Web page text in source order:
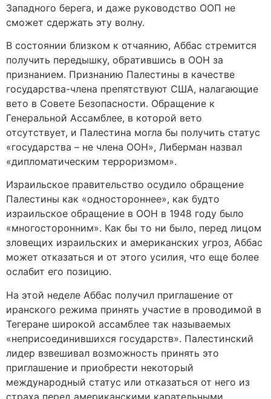
Западного берега, и даже руководство ООП не
сможет сдержать эту волну.
В состоянии близком к отчаянию, Аббас стремится
получить передышку, обратившись в ООН за
признанием. Признанию Палестины в качестве
государства-члена препятствуют США, налагающие
вето в Совете Безопасности. Обращение к
Генеральной Ассамблее, в которой вето
отсутствует, и Палестина могла бы получить статус
«государства – не члена ООН», Либерман назвал
«дипломатическим терроризмом».
Израильское правительство осудило обращение
Палестины как «одностороннее», как будто
израильское обращение в ООН в 1948 году было
«многосторонним». Как бы то ни было, перед лицом
зловещих израильских и американских угроз, Аббас
может отказаться и от этого усилия, что еще более
ослабит его позицию.
На этой неделе Аббас получил приглашение от
иранского режима принять участие в проводимой в
Тегеране широкой ассамблее так называемых
«неприсоединившихся государств». Палестинский
лидер взвешивал возможность принять это
приглашение и приобрести некоторый
международный статус или отказаться от него из
страха перед американскими карательными